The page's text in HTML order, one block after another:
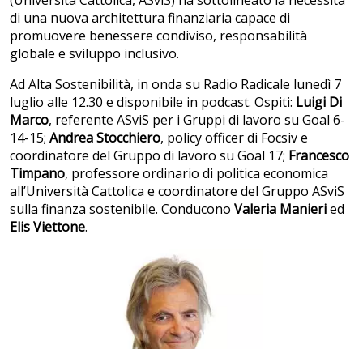
di una nuova architettura finanziaria capace di
promuovere benessere condiviso, responsabilità
globale e sviluppo inclusivo.
Ad Alta Sostenibilità, in onda su Radio Radicale lunedì 7
luglio alle 12.30 e disponibile in podcast. Ospiti: Luigi Di
Marco, referente ASviS per i Gruppi di lavoro su Goal 6-
14-15; Andrea Stocchiero, policy officer di Focsiv e
coordinatore del Gruppo di lavoro su Goal 17; Francesco
Timpano, professore ordinario di politica economica
all’Università Cattolica e coordinatore del Gruppo ASviS
sulla finanza sostenibile. Conducono Valeria Manieried
Elis Viettone.